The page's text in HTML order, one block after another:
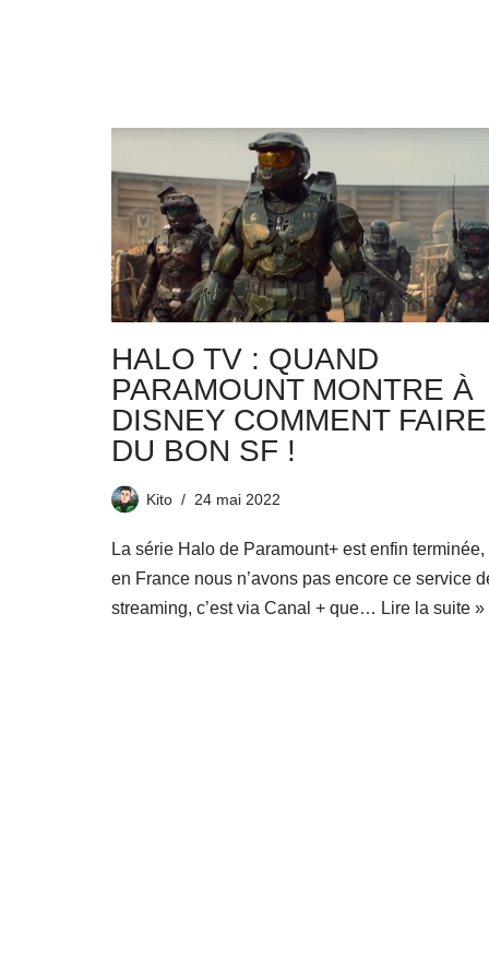
HALO TV : QUAND
PARAMOUNT MONTRE À
DISNEY COMMENT FAIRE
DU BON SF !
Kito 24 mai 2022
La série Halo de Paramount+ est enfin terminée,
en France nous n’avons pas encore ce service
streaming, c’est via Canal + que… Lire la suite »